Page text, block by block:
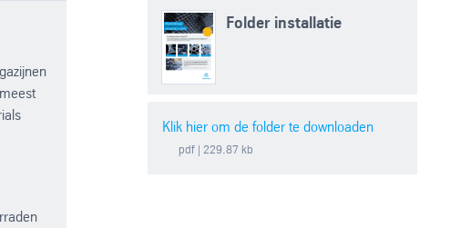
leveranciers in de wereld is het in bijna alle gevallen mogelijk
Folder installatie
Klik hier om de folder te downloaden
pdf | 229.87 kb